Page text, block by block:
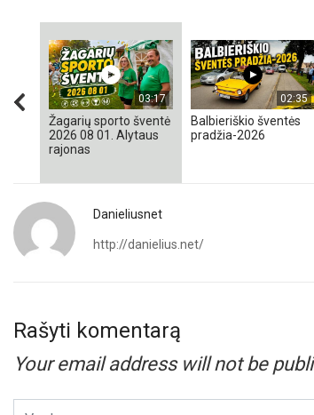
03:17
Žagarių sporto šventė
2026 08 01. Alytaus
rajonas
02:35
Balbieriškio šventės
pradžia-2026
Danieliusnet
http://danielius.net/
Rašyti komentarą
Your email address will not be